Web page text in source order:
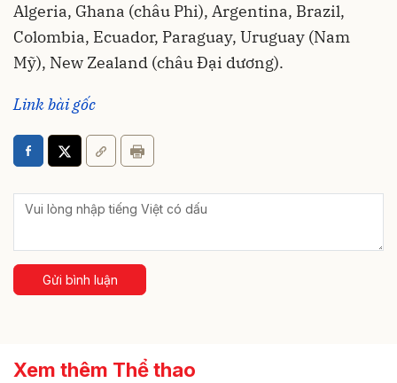
Algeria, Ghana (châu Phi), Argentina, Brazil,
Colombia, Ecuador, Paraguay, Uruguay (Nam
Mỹ), New Zealand (châu Đại dương).
Link bài gốc
Gửi bình luận
Xem thêm Thể thao